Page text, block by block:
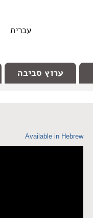
עברית
ערוץ סביבה
Available in Hebrew